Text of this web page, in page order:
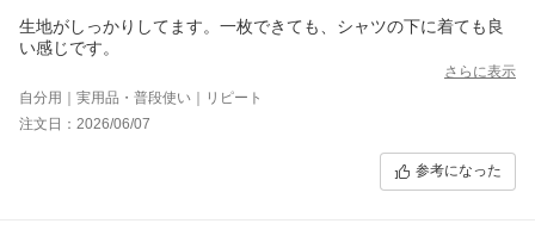
生地がしっかりしてます。一枚できても、シャツの下に着ても良
い感じです。
さらに表示
自分用｜実用品・普段使い｜リピート
注文日：2026/06/07
参考になった